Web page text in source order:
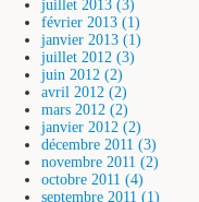
juillet 2013 (3)
février 2013 (1)
janvier 2013 (1)
juillet 2012 (3)
juin 2012 (2)
avril 2012 (2)
mars 2012 (2)
janvier 2012 (2)
décembre 2011 (3)
novembre 2011 (2)
octobre 2011 (4)
septembre 2011 (1)